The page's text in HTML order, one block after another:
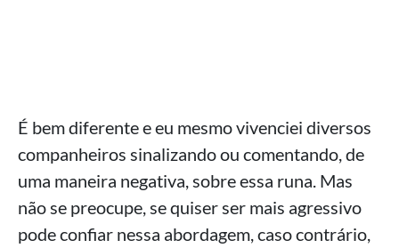
É bem diferente e eu mesmo vivenciei diversos
companheiros sinalizando ou comentando, de
uma maneira negativa, sobre essa runa. Mas
não se preocupe, se quiser ser mais agressivo
pode confiar nessa abordagem, caso contrário,